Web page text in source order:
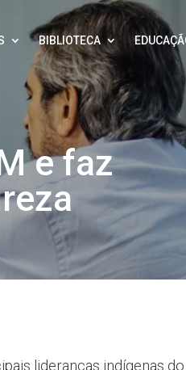
BIBLIOTECA
e faz
lideranças indígenas